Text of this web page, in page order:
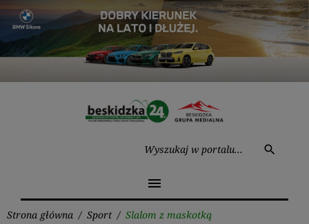
Przejdź
treści
search
menu
Strona główna / Sport / Slalom z maskotką